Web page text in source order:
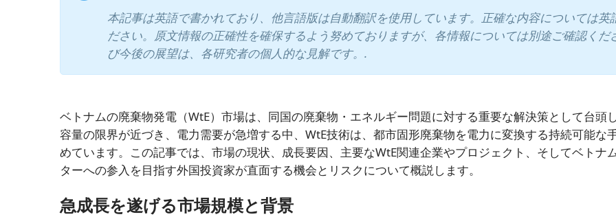
本記事は英語で書かれており、他言語版は自動翻訳を使用しています。正確な内容については英
ださい。原文情報の正確性を確保するよう努めておりますが、各情報については別途ご確認くだ
び今後の展望は、各研究者の個人的な見解です。.
ベトナムの廃棄物発電（WtE）市場は、同国の廃棄物・エネルギー問題に対する重要な解決策として台頭
容量の限界が近づき、電力需要が急増する中、WtE技術は、都市固形廃棄物を電力に変換する持続可能な
めています。この記事では、市場の現状、成長要因、主要なWtE関連企業やプロジェクト、そしてベトナ
ターへの参入を目指す外国投資家が直面する機会とリスクについて概説します。
急成長を遂げる市場規模と背景